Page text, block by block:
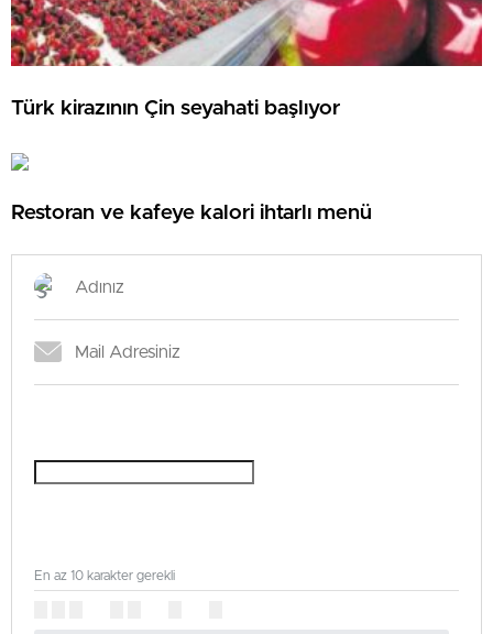
Türk kirazının Çin seyahati başlıyor
Restoran ve kafeye kalori ihtarlı menü
En az 10 karakter gerekli